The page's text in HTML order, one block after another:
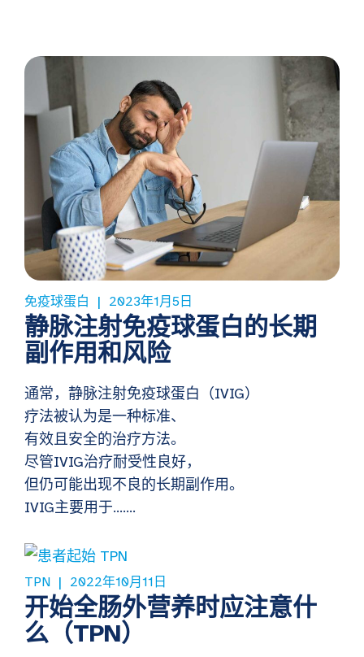
免疫球蛋白 2023年1月5日
静脉注射免疫球蛋白的长期
副作用和风险
通常，静脉注射免疫球蛋白（IVIG）
疗法被认为是一种标准、
有效且安全的治疗方法。
尽管IVIG治疗耐受性良好，
但仍可能出现不良的长期副作用。
IVIG主要用于…….
TPN 2022年10月11日
开始全肠外营养时应注意什
么（TPN）